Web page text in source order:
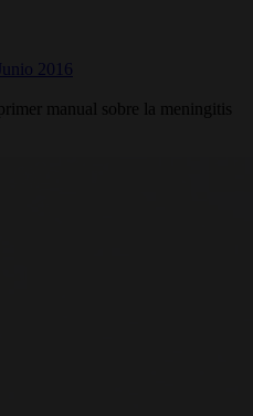
2016
manual sobre la meningitis